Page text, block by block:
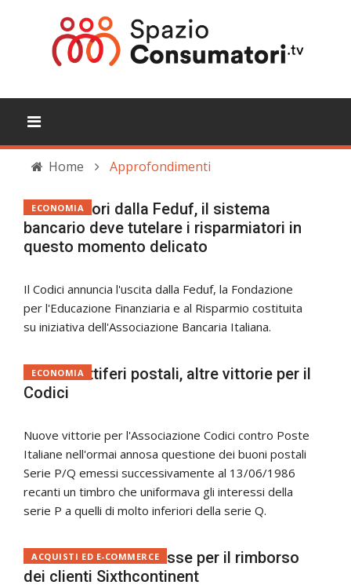
Home Approfondimenti
Codici: fuori dalla Feduf, il sistema
bancario deve tutelare i risparmiatori in
questo momento delicato
ECONOMIA
Il Codici annuncia l'uscita dalla Feduf, la Fondazione
per l'Educazione Finanziaria e al Risparmio costituita
su iniziativa dell'Associazione Bancaria Italiana.
Buoni fruttiferi postali, altre vittorie per il
Codici
ECONOMIA
Nuove vittorie per l'Associazione Codici contro Poste
Italiane nell'ormai annosa questione dei buoni postali
Serie P/Q emessi successivamente al 13/06/1986
recanti un timbro che uniformava gli interessi della
serie P a quelli di molto inferiori della serie Q.
Codici: azione di classe per il rimborso
dei clienti Sixthcontinent
ACQUISTI ED E-COMMERCE